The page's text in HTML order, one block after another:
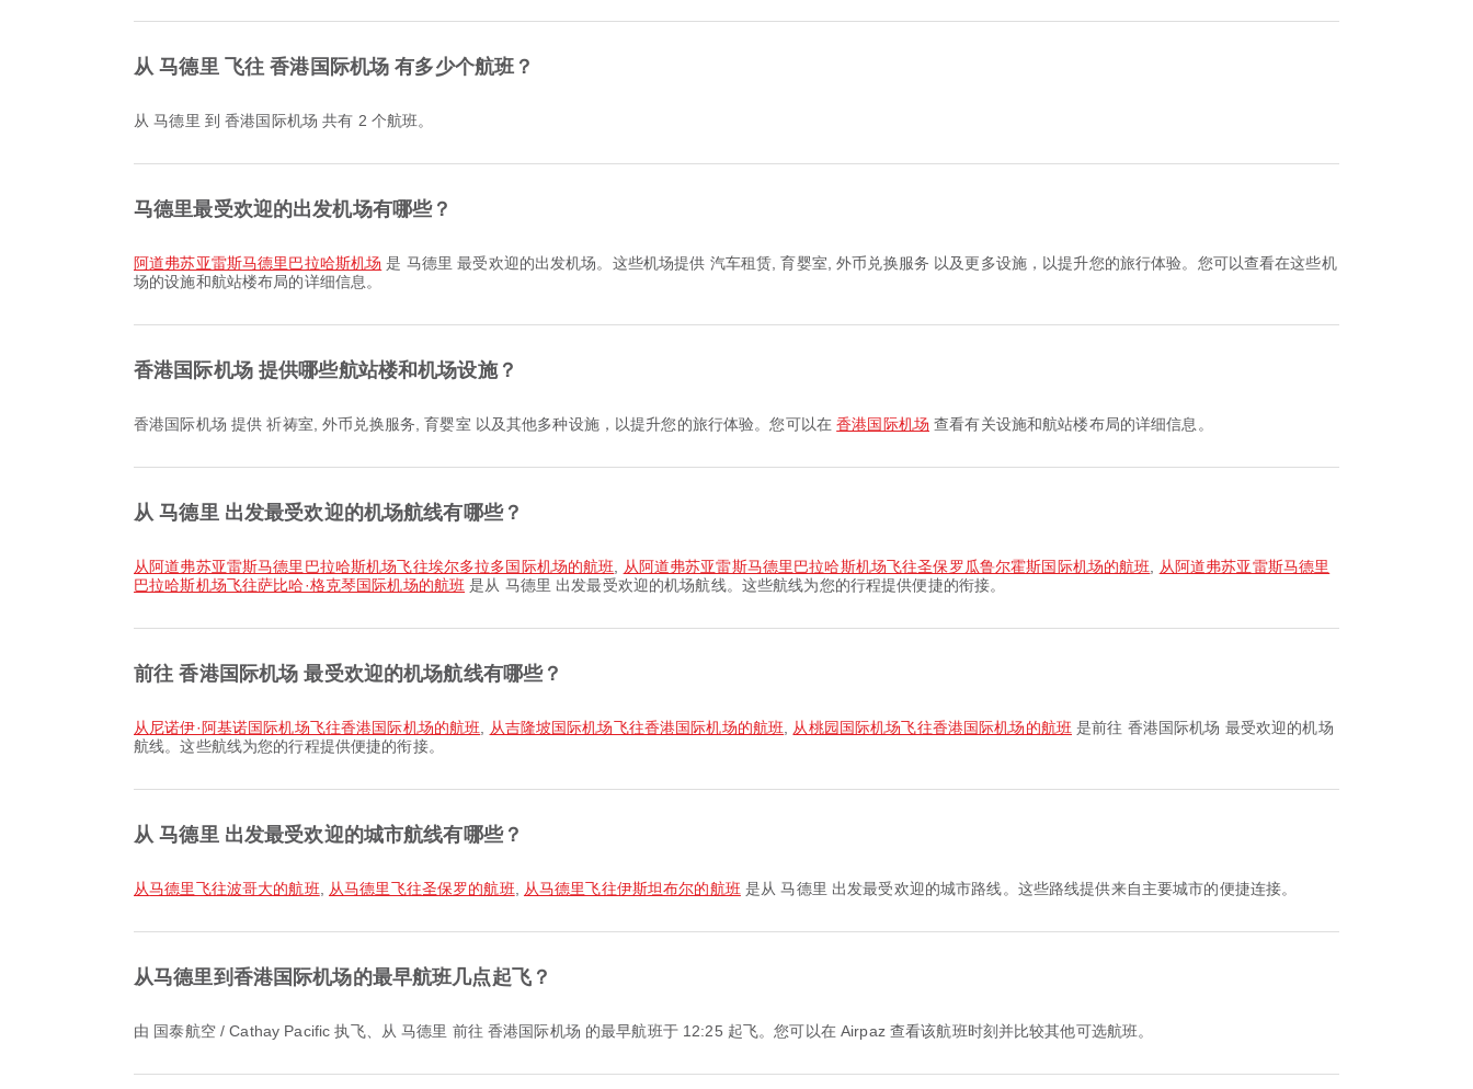
从 马德里 飞往 香港国际机场 有多少个航班？
从 马德里 到 香港国际机场 共有 2 个航班。
马德里最受欢迎的出发机场有哪些？
阿道弗苏亚雷斯马德里巴拉哈斯机场 是 马德里 最受欢迎的出发机场。这些机场提供 汽车租赁, 育婴室, 外币兑换服务 以及更多设施，以提升您的旅行体验。您可以查看在这些机
场的设施和航站楼布局的详细信息。
香港国际机场 提供哪些航站楼和机场设施？
香港国际机场 提供 祈祷室, 外币兑换服务, 育婴室 以及其他多种设施，以提升您的旅行体验。您可以在香港国际机场 查看有关设施和航站楼布局的详细信息。
从 马德里 出发最受欢迎的机场航线有哪些？
从阿道弗苏亚雷斯马德里巴拉哈斯机场飞往埃尔多拉多国际机场的航班 从阿道弗苏亚雷斯马德里巴拉哈斯机场飞往圣保罗瓜鲁尔霍斯国际机场的航班
从阿道弗苏亚雷斯马德里
巴拉哈斯机场飞往萨比哈·格克琴国际机场的航班 是从 马德里 出发最受欢迎的机场航线。这些航线为您的行程提供便捷的衔接。
前往 香港国际机场 最受欢迎的机场航线有哪些？
从尼诺伊·阿基诺国际机场飞往香港国际机场的航班 从吉隆坡国际机场飞往香港国际机场的航班 从桃园国际机场飞往香港国际机场的航班 是前往 香港国际机场 最受欢迎的机场
航线。这些航线为您的行程提供便捷的衔接。
从 马德里 出发最受欢迎的城市航线有哪些？
从马德里飞往波哥大的航班 从马德里飞往圣保罗的航班 从马德里飞往伊斯坦布尔的航班 是从 马德里 出发最受欢迎的城市路线。这些路线提供来自主要城市的便捷连接。
从马德里到香港国际机场的最早航班几点起飞？
由 国泰航空 / Cathay Pacific 执飞、从 马德里 前往 香港国际机场 的最早航班于 12:25 起飞。您可以在 Airpaz 查看该航班时刻并比较其他可选航班。